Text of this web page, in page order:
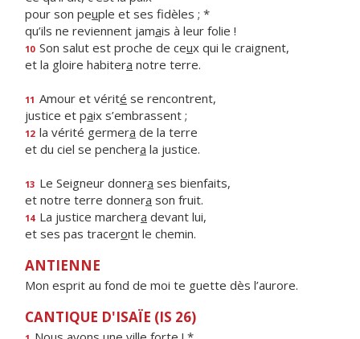
pour son peuple et ses fidèles ; *
qu’ils ne reviennent jamais à leur folie !
10 Son salut est proche de ceux qui le craignent,
et la gloire habitera notre terre.
11 Amour et vérité se rencontrent,
justice et paix s’embrassent ;
12 la vérité germera de la terre
et du ciel se penchera la justice.
13 Le Seigneur donnera ses bienfaits,
et notre terre donnera son fruit.
14 La justice marchera devant lui,
et ses pas traceront le chemin.
ANTIENNE
Mon esprit au fond de moi te guette dès l’aurore.
CANTIQUE D'ISAÏE (IS 26)